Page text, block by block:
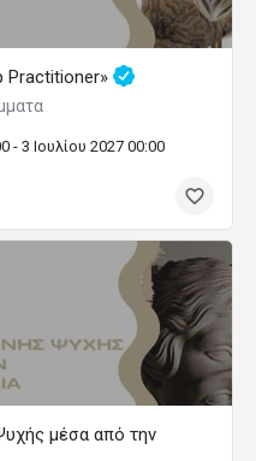
Practitioner»
3 Ιουλίου 2027 00:00
μέσα από την